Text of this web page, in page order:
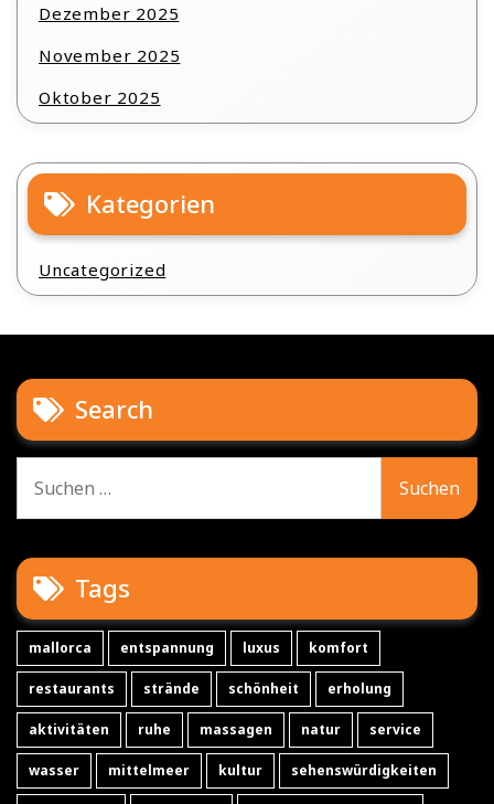
Dezember 2025
November 2025
Oktober 2025
Kategorien
Uncategorized
Search
nach:
Tags
mallorca entspannung luxus komfort
restaurants strände schönheit erholung
aktivitäten ruhe massagen natur service
wasser mittelmeer kultur sehenswürdigkeiten